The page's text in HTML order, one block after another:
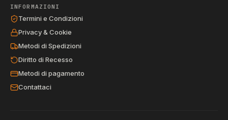
INFORMAZIONI
Termini e Condizioni
Privacy & Cookie
Metodi di Spedizioni
Diritto di Recesso
Metodi di pagamento
Contattaci